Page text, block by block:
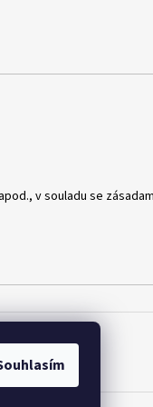
v souladu se